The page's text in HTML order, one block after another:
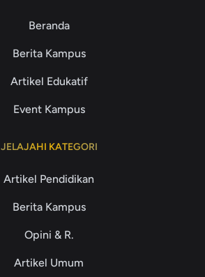
Beranda
Berita Kampus
Artikel Edukatif
Event Kampus
JELAJAHI KATEGORI
Artikel Pendidikan
Berita Kampus
Opini & R.
Artikel Umum